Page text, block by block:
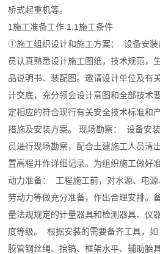
桥式起重机等。
1施工准备工作 1.1施工条件
①施工组织设计和施工方案： 设备安装
员认真熟悉设计施工图纸，技术规范，
品说明书、装配图。邀请设计单位及有
计交底，充分领会设计意图和全部技术
定相应的符合现行有关安全技术标准和
措施及安装方案。 现场勘察： 设备安
员进行现场勘察，配合土建施工人员清
置高程并作详细记录。为组织施工做好
动力准备： 工程施工前，对水源、电源
劳动力等做充分准备，作出合理安排。
量法规规定的计量器具和检测器具、仪
度等级。 根据安装的需要备齐工具，
胶管钢丝绳、抬镐、框架水平、辅助胎具